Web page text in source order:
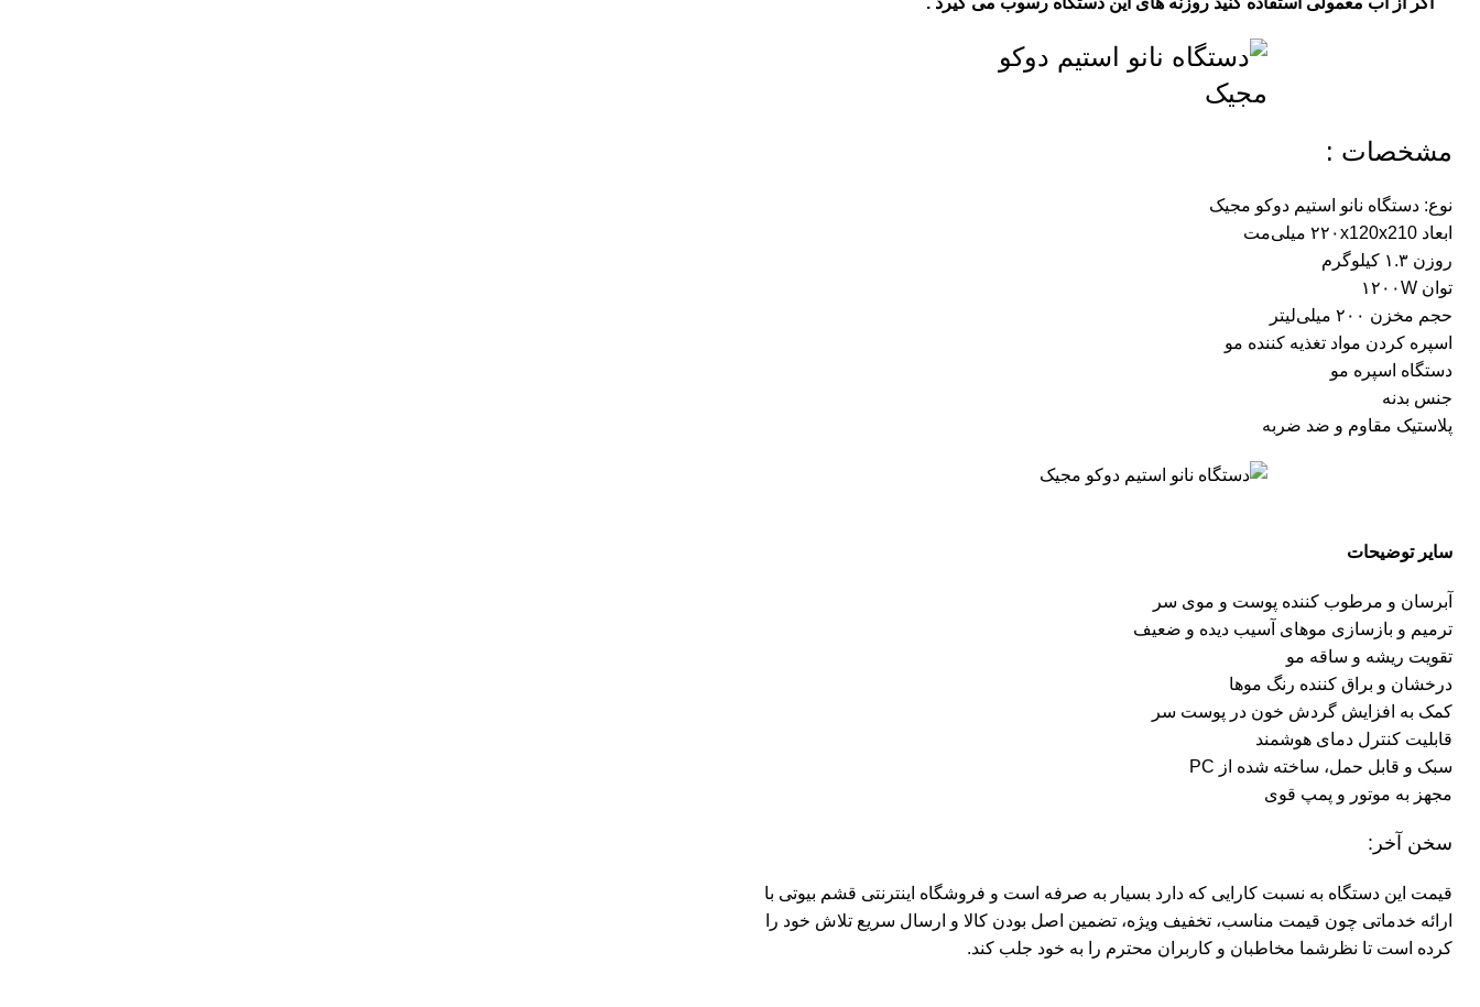
مشخصات :
نوع: دستگاه نانو استیم دوکو مجیک
ابعاد ۲۲۰x120x210 میلی‌مت
روزن ۱.۳ کیلوگرم
توان ۱۲۰۰W
حجم مخزن ۲۰۰ میلی‌لیتر
اسپره کردن مواد تغذیه کننده مو
دستگاه اسپره مو
جنس بدنه
پلاستیک مقاوم و ضد ضربه
سایر توضیحات
آبرسان و مرطوب کننده پوست و موی سر
ترمیم و بازسازی موهای آسیب دیده و ضعیف
تقویت ریشه و ساقه مو
درخشان و براق کننده رنگ موها
کمک به افزایش گردش خون در پوست سر
قابلیت کنترل دمای هوشمند
سبک و قابل حمل، ساخته شده از PC
مجهز به موتور و پمپ قوی
سخن آخر:
قیمت این دستگاه به نسبت کارایی که دارد بسیار به صرفه است و فروشگاه اینترنتی قشم بیوتی با
ارائه خدماتی چون قیمت مناسب، تخفیف ویژه، تضمین اصل بودن کالا و ارسال سریع تلاش خود را
کرده است تا نظرشما مخاطبان و کاربران محترم را به خود جلب کند.